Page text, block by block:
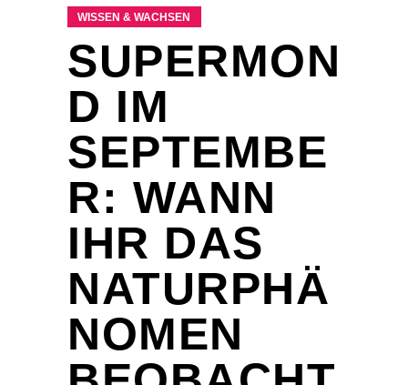
WISSEN & WACHSEN
SUPERMON
D IM
SEPTEMBE
R: WANN
IHR DAS
NATURPHÄ
NOMEN